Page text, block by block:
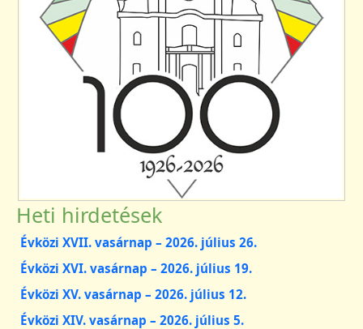
Heti hirdetések
Évközi XVII. vasárnap – 2026. július 26.
Évközi XVI. vasárnap – 2026. július 19.
Évközi XV. vasárnap – 2026. július 12.
Évközi XIV. vasárnap – 2026. július 5.